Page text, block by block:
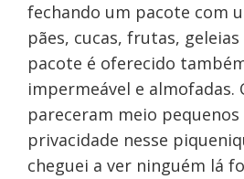
fechando um pacote com
pães, cucas, frutas,
pacote é oferecido
impermeável e almofadas.
pareceram meio
privacidade nesse
cheguei a ver ninguém lá